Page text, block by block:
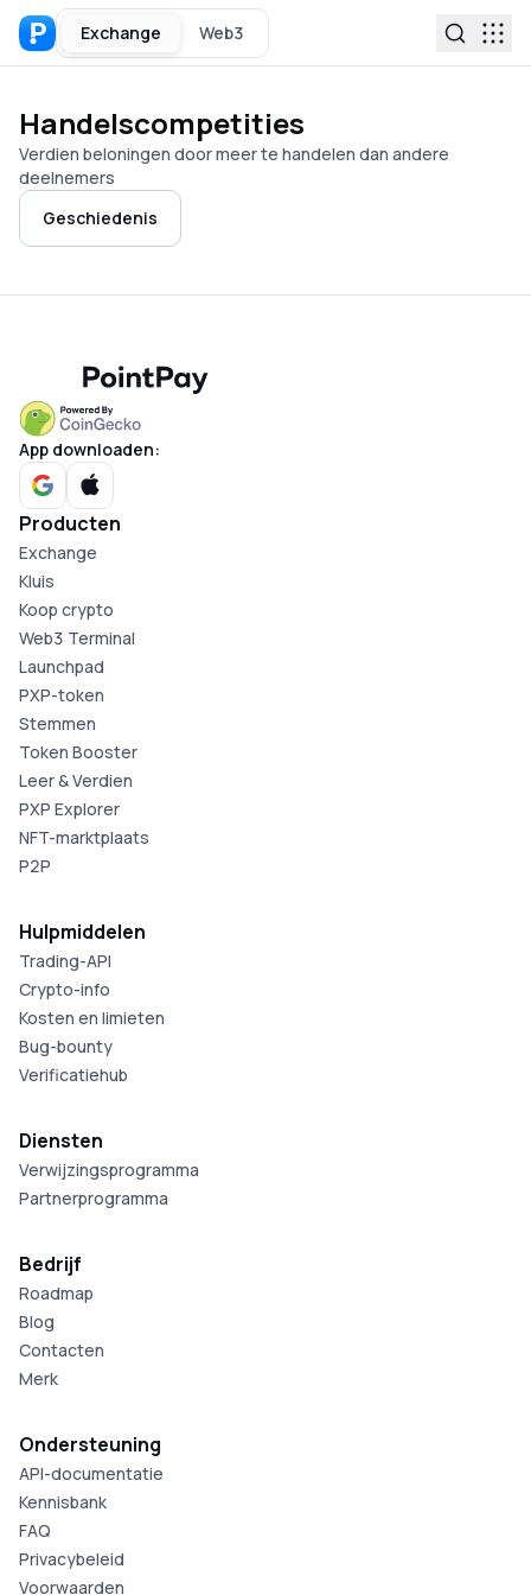
Exchange Web3
Handelscompetities
Verdien beloningen door meer te handelen dan andere
deelnemers
Geschiedenis
App downloaden:
Producten
Exchange
Kluis
Koop crypto
Web3 Terminal
Launchpad
PXP-token
Stemmen
Token Booster
Leer & Verdien
PXP Explorer
NFT-marktplaats
P2P
Hulpmiddelen
Trading-API
Crypto-info
Kosten en limieten
Bug-bounty
Verificatiehub
Diensten
Verwijzingsprogramma
Partnerprogramma
Bedrijf
Roadmap
Blog
Contacten
Merk
Ondersteuning
API-documentatie
Kennisbank
FAQ
Privacybeleid
Voorwaarden